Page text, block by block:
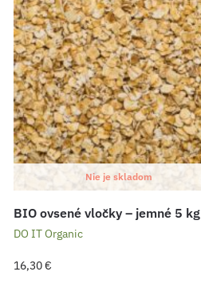
Nie je skladom
BIO ovsené vločky – jemné 5 kg
DO IT Organic
16,30€